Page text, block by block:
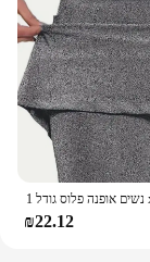
₪22.12